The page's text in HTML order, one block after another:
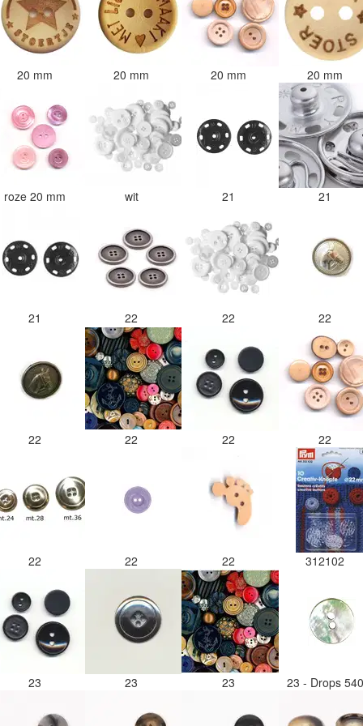
20 mm 20 mm 20 mm 20 mm
roze 20 mm wit 21 21
21 22 22 22
22 22 22 22
22 22 22 312102
23 23 23 23 - Drops